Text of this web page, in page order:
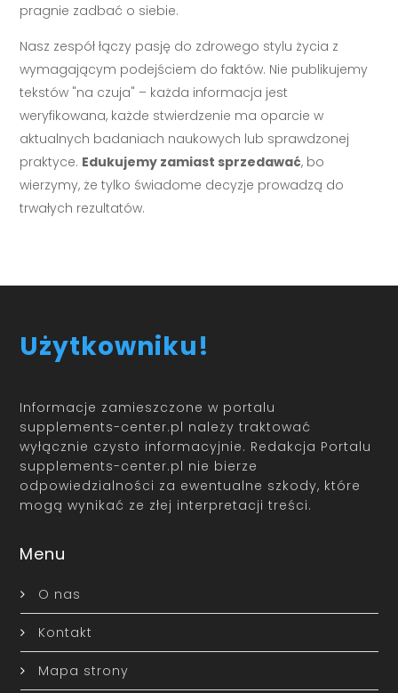
pragnie zadbać o siebie.
Nasz zespół łączy pasję do zdrowego stylu życia z
wymagającym podejściem do faktów. Nie publikujemy
tekstów "na czuja" – każda informacja jest
weryfikowana, każde stwierdzenie ma oparcie w
aktualnych badaniach naukowych lub sprawdzonej
praktyce. Edukujemy zamiast sprzedawać, bo
wierzymy, że tylko świadome decyzje prowadzą do
trwałych rezultatów.
Użytkowniku!
Informacje zamieszczone w portalu
supplements-center.pl należy traktować
wyłącznie czysto informacyjnie. Redakcja Portalu
supplements-center.pl nie bierze
odpowiedzialności za ewentualne szkody, które
mogą wynikać ze złej interpretacji treści.
Menu
O nas
Kontakt
Mapa strony